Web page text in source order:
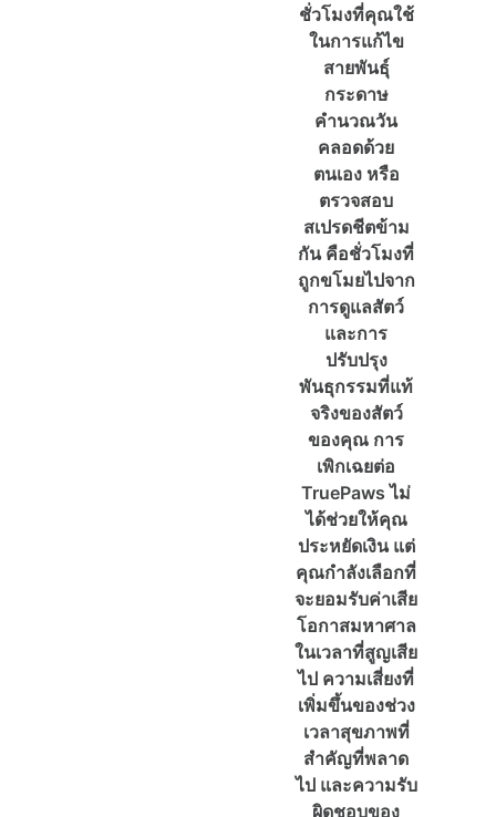
ชั่วโมงที่คุณใช้
ในการแก้ไข
สายพันธุ์
กระดาษ
คำนวณวัน
คลอดด้วย
ตนเอง หรือ
ตรวจสอบ
สเปรดชีตข้าม
กัน คือชั่วโมงที่
ถูกขโมยไปจาก
การดูแลสัตว์
และการ
ปรับปรุง
พันธุกรรมที่แท้
จริงของสัตว์
ของคุณ การ
เพิกเฉยต่อ
TruePaws ไม่
ได้ช่วยให้คุณ
ประหยัดเงิน แต่
คุณกำลังเลือกที่
จะยอมรับค่าเสีย
โอกาสมหาศาล
ในเวลาที่สูญเสีย
ไป ความเสี่ยงที่
เพิ่มขึ้นของช่วง
เวลาสุขภาพที่
สำคัญที่พลาด
ไป และความรับ
ผิดชอบของ